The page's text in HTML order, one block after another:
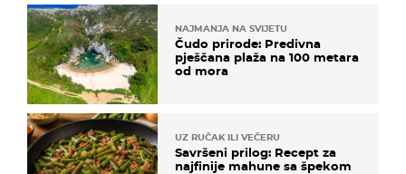
NAJMANJA NA SVIJETU
Čudo prirode: Predivna
pješčana plaža na 100 metara
od mora
UZ RUČAK ILI VEČERU
Savršeni prilog: Recept za
najfinije mahune sa špekom